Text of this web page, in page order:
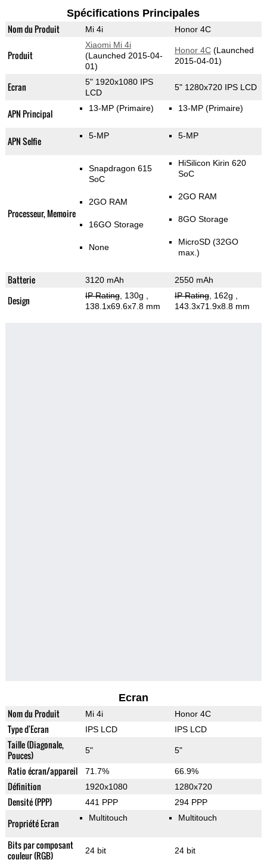
Spécifications Principales
Nom du Produit Mi 4i Honor 4C
Produit
Xiaomi Mi 4i
(Launched 2015-04-
01)
Honor 4C(Launched
2015-04-01)
Ecran
5" 1920x1080 IPS
LCD
5" 1280x720 IPS LCD
APN Principal 13-MP (Primaire) 13-MP (Primaire)
APN Selfie 5-MP 5-MP
Processeur, Memoire
Snapdragon 615
SoC
2GO RAM
16GO Storage
None
HiSilicon Kirin 620
SoC
2GO RAM
8GO Storage
MicroSD (32GO
max.)
Batterie 3120 mAh 2550 mAh
Design IP Rating, 130g
138.1x69.6x7.8 mm
IP Rating, 162g
143.3x71.9x8.8 mm
Ecran
Nom du Produit Mi 4i Honor 4C
Type d'Ecran IPS LCD IPS LCD
Taille (Diagonale,
Pouces)
5" 5"
Ratio écran/appareil 71.7% 66.9%
Définition 1920x1080 1280x720
Densité (PPP) 441 PPP 294 PPP
Propriété Ecran Multitouch Multitouch
Bits par composant
couleur (RGB)
24 bit 24 bit